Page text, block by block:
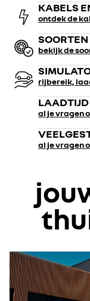
KABELS
ontdek de
bekijk de
rijbereik,
LAADTIJD
al je vragen
al je vragen